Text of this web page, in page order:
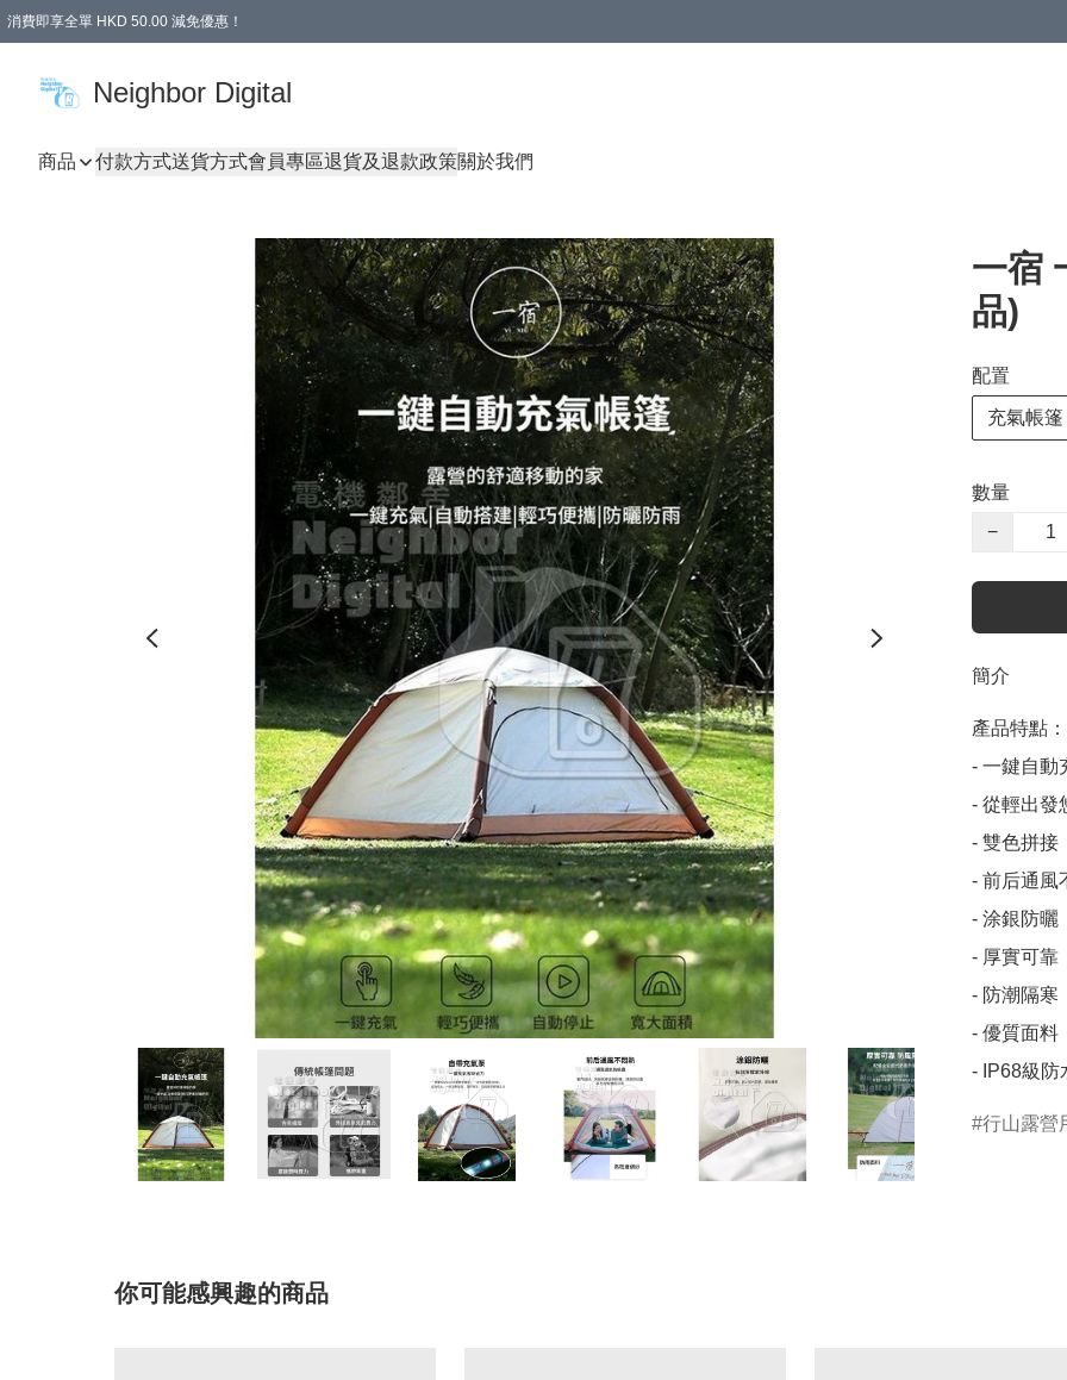
消費即享全單 HKD 50.00 減免優惠！
Neighbor Digital
商品 付款方式送貨方式會員專區退貨及退款政策關於我們
一宿
品)
配置
充氣帳篷
數量
−
簡介
產品特點：
- 一鍵自動
- 從輕出發
- 雙色拼接
- 前后通風
- 涂銀防曬
- 厚實可靠
- 防潮隔寒
- 優質面料
- IP68級防
行山露營
你可能感興趣的商品